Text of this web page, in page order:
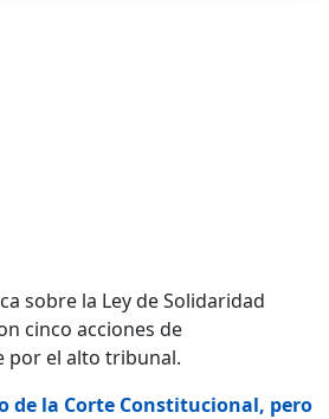
sobre la Ley de Solidaridad
cinco acciones de
por el alto tribunal.
de la Corte Constitucional, pero